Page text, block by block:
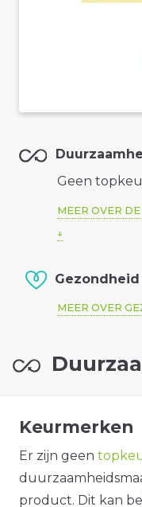
Geen
MEER OVER
Gezondheid
MEER OVER
Keurmerken
Er zijn geen
product. Dit kan